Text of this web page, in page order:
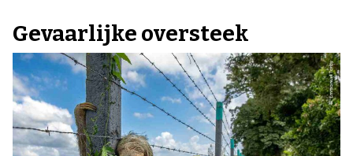
Gevaarlijke oversteek